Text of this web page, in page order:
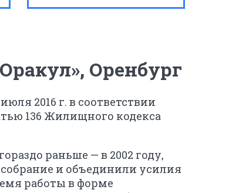
Оренбург
2016 г. в соответствии
136 Жилищного кодекса
раньше — в 2002 году,
и объединили усилия
работы в форме